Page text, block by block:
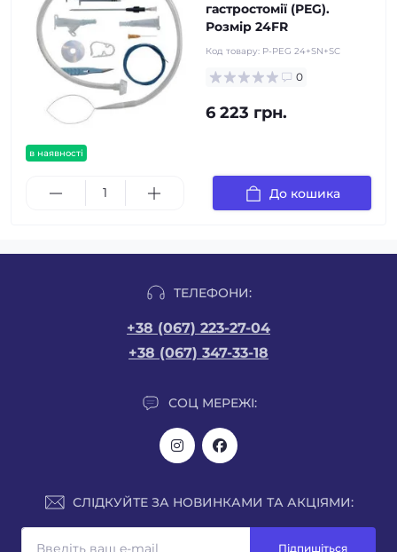
в наявності
гастростомії (PEG).
Розмір 24FR
Код товару: P-PEG 24+SN+SC
0
6 223 грн.
До кошика
ТЕЛЕФОНИ:
+38 (067) 223-27-04
+38 (067) 347-33-18
СОЦ МЕРЕЖІ:
СЛІДКУЙТЕ ЗА НОВИНКАМИ ТА АКЦІЯМИ:
Підпишіться